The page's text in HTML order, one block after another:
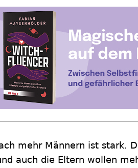
mehr Männern ist stark.
auch die Eltern wollen